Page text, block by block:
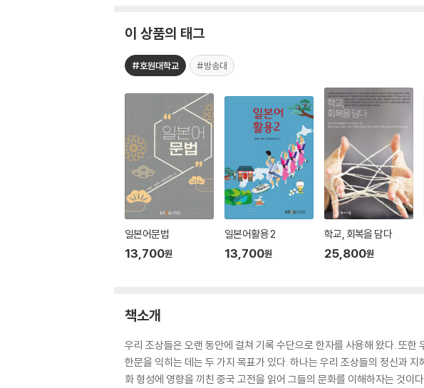
이 상품의 태그
#호원대학교 #방송대
일본어문법
13,700원
일본어활용 2
13,700원
학교, 회복을 담다
25,800원
책소개
우리 조상들은 오랜 동안에 걸쳐 기록 수단으로 한자를 사용해 왔다. 또
한문을 익히는 데는 두 가지 목표가 있다. 하나는 우리 조상들의 정신과
화 형성에 영향을 끼친 중국 고전을 읽어 그들의 문화를 이해하자는 것이